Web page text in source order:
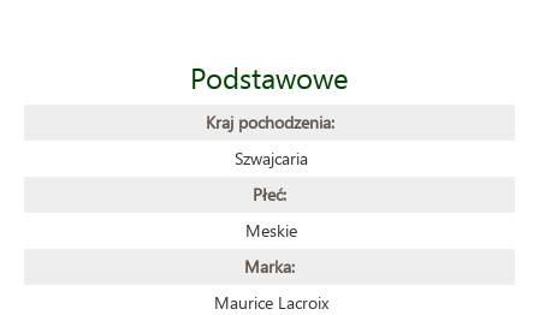
Podstawowe
Kraj pochodzenia:
Szwajcaria
Płeć:
Meskie
Marka:
Maurice Lacroix